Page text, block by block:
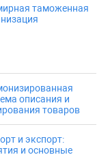
таможенная
описания и
товаров
и экспорт:
и основные